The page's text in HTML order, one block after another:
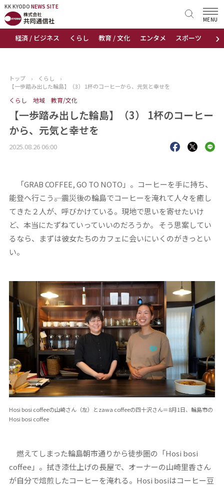
KK KYODO NEWS SITE
›
経済 / ビジネス くらし 教育 / 文化 エンタメ スポーツ 地域
MENU
KK KYODONEWS SITE
トップページ
ニュース
おすすめコンテンツ
出版物
トップ › くらし
›
【一歩踏み出した輪島】（3） 1杯のコーヒーから、元気と幸せを
くらし 地域 教育/文化
【一歩踏み出した輪島】（3） 1杯のコーヒー
から、元気と幸せを
2025.08.26 06:00
「GRAB COFFEE, GO TO NOTO」。コーヒーを手に持ち、
能登へ行こう――。震災後の輪島でコーヒーを淹れて人々を癒し
てきた２人が、呼びかけている。現地で思いを寄せたいけ
ど、本当にたずねていっていいのだろうか。 そう思案してい
るなら、まずは彼女たちのカフェに会いにいくのがきっとい
い。
Hosi bosi coffeeの山崎さん（左）とzawa coffeeの四十沢さん＝8月1日、輪島市の
Hosi bosi coffee
燃えてしまった輪島朝市通りから徒歩圏の「Hosi bosi
coffee」。拭き漆仕上げの長屋で、オーナーの山崎里香さん
が自分で焙煎したコーヒーを淹れる。Hosi bosiはコーヒー豆